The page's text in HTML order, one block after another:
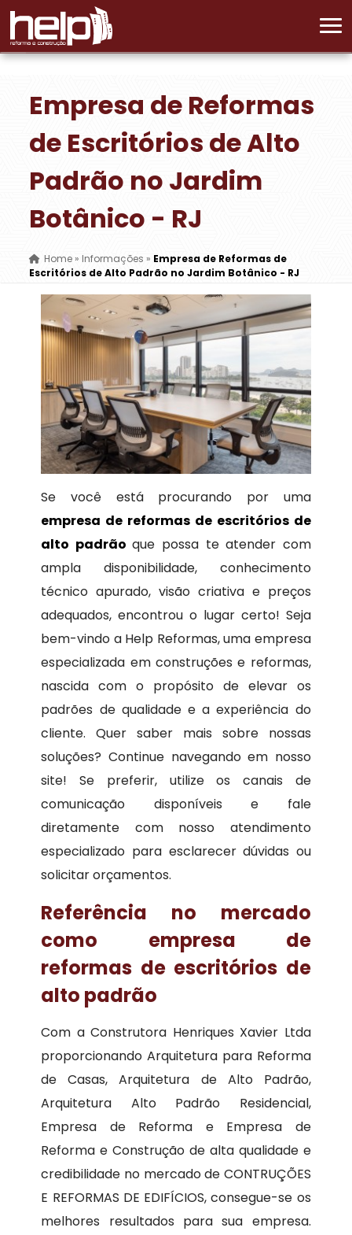
Empresa de Reformas
de Escritórios de Alto
Padrão no Jardim
Botânico - RJ
Home»Informações » Empresa de Reformas de
Escritórios de Alto Padrão no Jardim Botânico - RJ
Se você está procurando por uma
empresa de reformas de escritórios de
alto padrãoque possa te atender com
ampla disponibilidade, conhecimento
técnico apurado, visão criativa e preços
adequados, encontrou o lugar certo! Seja
bem-vindo a Help Reformas, uma empresa
especializada em construções e reformas,
nascida com o propósito de elevar os
padrões de qualidade e a experiência do
cliente. Quer saber mais sobre nossas
soluções? Continue navegando em nosso
site! Se preferir, utilize os canais de
comunicação disponíveis e fale
diretamente com nosso atendimento
especializado para esclarecer dúvidas ou
solicitar orçamentos.
Referência no mercado
como empresa de
reformas de escritórios de
alto padrão
Com a Construtora Henriques Xavier Ltda
proporcionando Arquitetura para Reforma
de Casas, Arquitetura de Alto Padrão,
Arquitetura Alto Padrão Residencial,
Empresa de Reforma e Empresa de
Reforma e Construção de alta qualidade e
credibilidade no mercado de CONTRUÇÕES
E REFORMAS DE EDIFÍCIOS, consegue-se os
melhores resultados para sua empresa.